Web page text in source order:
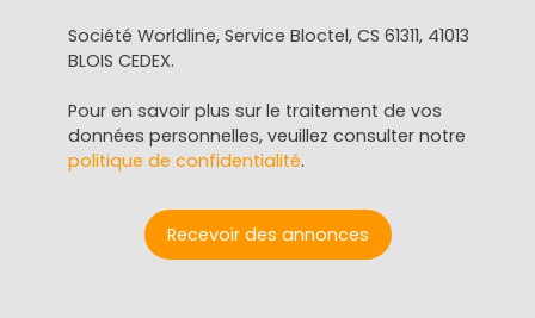
Société Worldline, Service Bloctel, CS 61311, 41013
BLOIS CEDEX.
Pour en savoir plus sur le traitement de vos
données personnelles, veuillez consulter notre
politique de confidentialité.
Recevoir des annonces